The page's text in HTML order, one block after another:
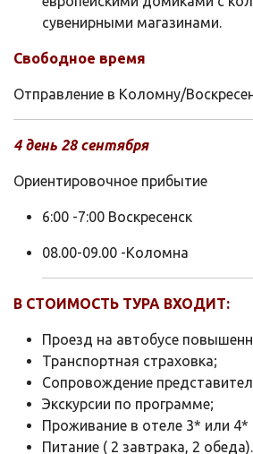
сувенирными магазинами.
Свободное время
Отправление в Коломну/
4 день 28 сентября
Ориентировочное прибытие
6:00 -7:00 Воскресенск
08.00-09.00 -Коломна
В СТОИМОСТЬ ТУРА ВХОДИТ:
Проезд на автобусе
Транспортная страховка;
Сопровождение
Экскурсии по программе;
Проживание в отеле 3* или 4*
Питание ( 2 завтрака, 2 обеда).